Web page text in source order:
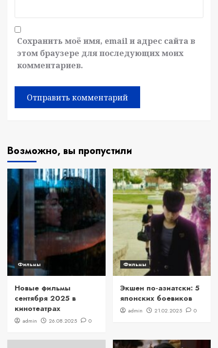
Сохранить моё имя, email и адрес сайта в
этом браузере для последующих моих
комментариев.
Возможно, вы пропустили
Фильмы
Новые фильмы
сентября 2025 в
кинотеатрах
admin 26.08.2025 0
Фильмы
Экшен по-азиатски: 5
японских боевиков
admin 21.02.2025 0